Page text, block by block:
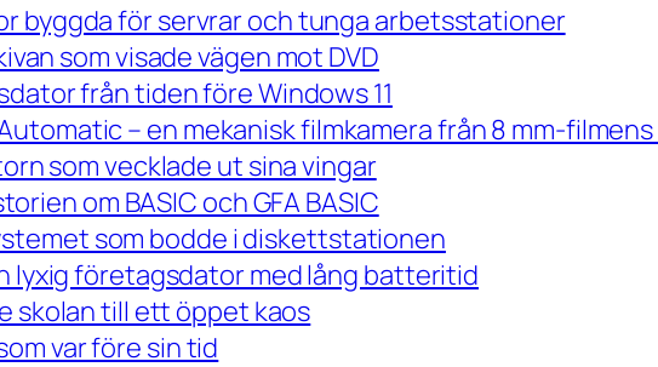
byggda för servrar och tunga arbetsstationer
som visade vägen mot DVD
från tiden före Windows 11
– en mekanisk filmkamera från 8 mm-
som vecklade ut sina vingar
om BASIC och GFA BASIC
som bodde i diskettstationen
lyxig företagsdator med lång batteritid
skolan till ett öppet kaos
var före sin tid